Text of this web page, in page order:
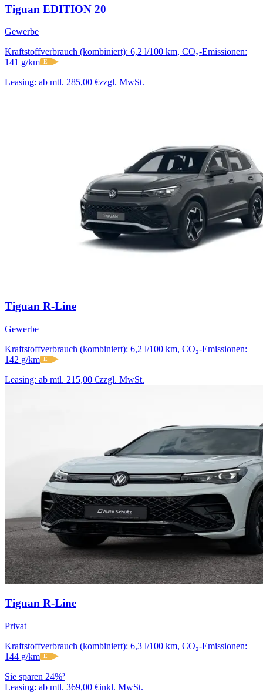
Tiguan EDITION 20
Gewerbe
Kraftstoffverbrauch (kombiniert): 6,2 l/100 km, CO₂-Emissionen:
141 g/km E
Leasing: ab mtl. 285,00 €zzgl. MwSt.
Tiguan R-Line
Gewerbe
Kraftstoffverbrauch (kombiniert): 6,2 l/100 km, CO₂-Emissionen:
142 g/km E
Leasing: ab mtl. 215,00 €zzgl. MwSt.
Tiguan R-Line
Privat
Kraftstoffverbrauch (kombiniert): 6,3 l/100 km, CO₂-Emissionen:
144 g/km E
Sie sparen 24%²
Leasing: ab mtl. 369,00 €inkl. MwSt.